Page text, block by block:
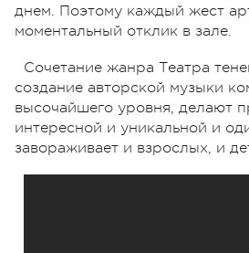
днем. Поэтому каждый жест
моментальный отклик в зале.
Сочетание жанра Театра
создание авторской музыки
высочайшего уровня, делают
интересной и уникальной и
завораживает и взрослых, и